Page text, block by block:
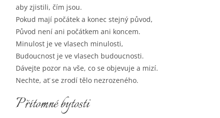
aby zjistili, čím jsou.
Pokud mají počátek a konec stejný původ,
Původ není ani počátkem ani koncem.
Minulost je ve vlasech minulosti,
Budoucnost je ve vlasech budoucnosti.
Dávejte pozor na vše, co se objevuje a mizí.
Nechte, ať se zrodí tělo nezrozeného.
Přítomné bytosti